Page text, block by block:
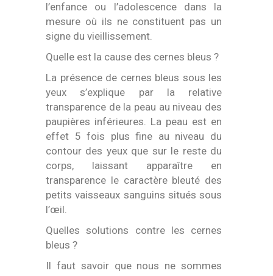
l’enfance ou l’adolescence dans la
mesure où ils ne constituent pas un
signe du vieillissement.
Quelle est la cause des cernes bleus ?
La présence de cernes bleus sous les
yeux s’explique par la relative
transparence de la peau au niveau des
paupières inférieures. La peau est en
effet 5 fois plus fine au niveau du
contour des yeux que sur le reste du
corps, laissant apparaître en
transparence le caractère bleuté des
petits vaisseaux sanguins situés sous
l’œil.
Quelles solutions contre les cernes
bleus ?
Il faut savoir que nous ne sommes